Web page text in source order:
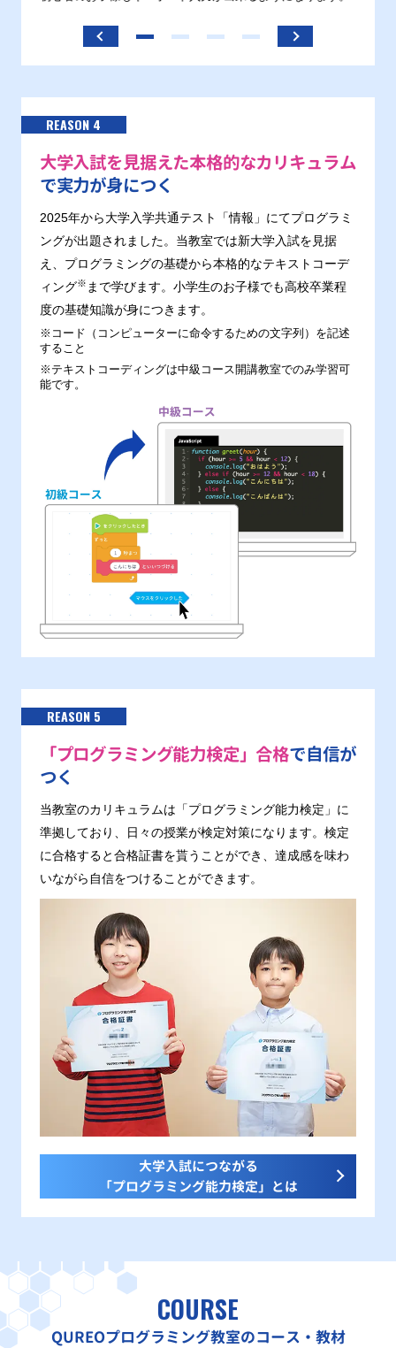
REASON 4
大学入試を見据えた本格的なカリキュラム
で実力が身につく
2025年から大学入学共通テスト「情報」にてプログラミ
ングが出題されました。当教室では新大学入試を見据
え、プログラミングの基礎から本格的なテキストコーデ
ィング※ まで学びます。小学生のお子様でも高校卒業程
度の基礎知識が身につきます。
※コード（コンピューターに命令するための文字列）を記述
すること
※テキストコーディングは中級コース開講教室でのみ学習可
能です。
REASON 5
「プログラミング能力検定」合格で自信が
つく
当教室のカリキュラムは「プログラミング能力検定」に
準拠しており、日々の授業が検定対策になります。検定
に合格すると合格証書を貰うことができ、達成感を味わ
いながら自信をつけることができます。
大学入試につながる
「プログラミング能力検定」とは
COURSE
QUREOプログラミング教室のコース・教材